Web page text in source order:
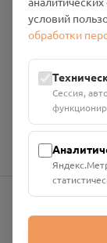
Общество с
Проект Помним»
Юридический
Руднянский, г.
Номер счёта:
Кор. счёт:
условий
обработки
Сессия,